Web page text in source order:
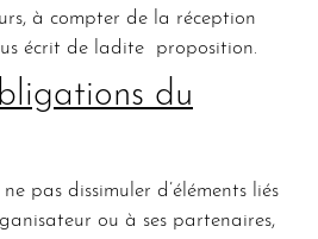
à compter de la réception
écrit de ladite proposition.
du
pas dissimuler d’éléments liés
ou à ses partenaires,